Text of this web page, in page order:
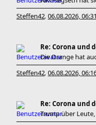
Steffen42, 06.08.2026, 06:31
Re: Corona und
Die Orange hat
Steffen42, 06.08.2026,
Re: Corona und
Trump über